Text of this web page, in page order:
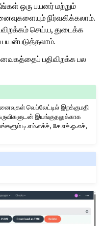
ஒரு பயனர் மற்றும்
நிர்வகிக்கலாம்.
செய்ய, துடைக்க
பதிவிறக்க பல
வெப்லேட்டில் இறக்குமதி
இயங்குதலுக்காக
டி.எம்.எக்ச், சே.எச்.ஓ.எச்,